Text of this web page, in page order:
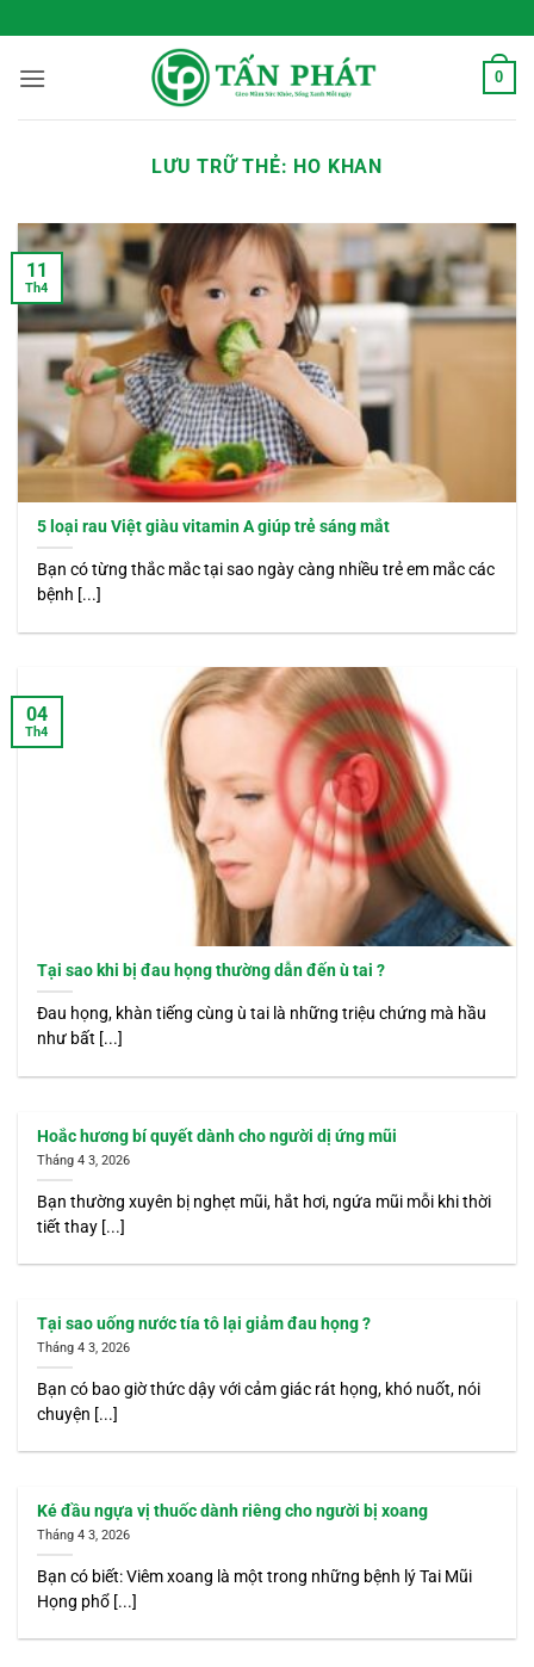
qua
nội
0
LƯU TRỮ THẺ: HO KHAN
5 loại rau Việt giàu vitamin A giúp trẻ sáng mắt
Bạn có từng thắc mắc tại sao ngày càng nhiều trẻ em mắc các
bệnh [...]
11
Th4
Tại sao khi bị đau họng thường dẫn đến ù tai ?
Đau họng, khàn tiếng cùng ù tai là những triệu chứng mà hầu
như bất [...]
04
Th4
Hoắc hương bí quyết dành cho người dị ứng mũi
Tháng 4 3, 2026
Bạn thường xuyên bị nghẹt mũi, hắt hơi, ngứa mũi mỗi khi thời
tiết thay [...]
Tại sao uống nước tía tô lại giảm đau họng ?
Tháng 4 3, 2026
Bạn có bao giờ thức dậy với cảm giác rát họng, khó nuốt, nói
chuyện [...]
Ké đầu ngựa vị thuốc dành riêng cho người bị xoang
Tháng 4 3, 2026
Bạn có biết: Viêm xoang là một trong những bệnh lý Tai Mũi
Họng phổ [...]